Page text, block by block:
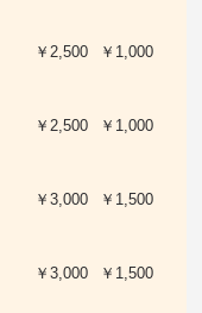
￥2,500 ￥1,000
￥2,500 ￥1,000
￥3,000 ￥1,500
￥3,000 ￥1,500